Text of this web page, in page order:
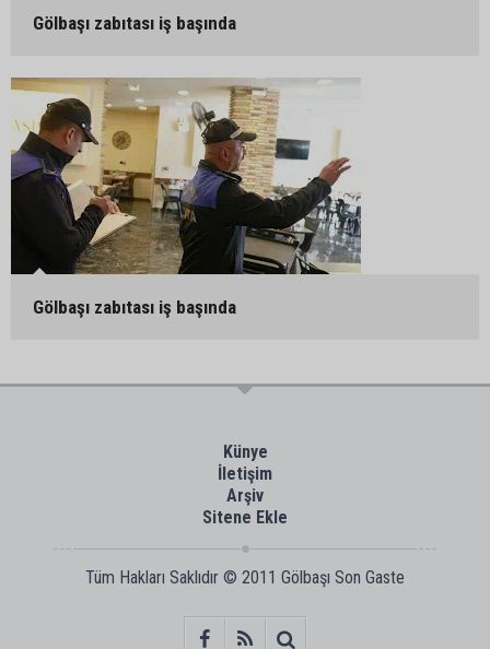
Gölbaşı zabıtası iş başında
Gölbaşı zabıtası iş başında
Künye
İletişim
Arşiv
Sitene Ekle
Tüm Hakları Saklıdır © 2011 Gölbaşı Son Gaste